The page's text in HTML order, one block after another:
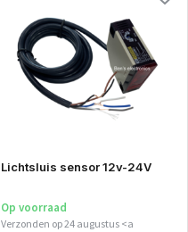
Lichtsluis sensor 12v-24V
Op voorraad
Verzonden op 24 augustus <a